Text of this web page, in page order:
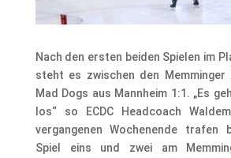
Nach den ersten beiden Spielen im
steht es zwischen den Memminger
Mad Dogs aus Mannheim 1:1. „Es
los“ so ECDC Headcoach
vergangenen Wochenende trafen
Spiel eins und zwei am